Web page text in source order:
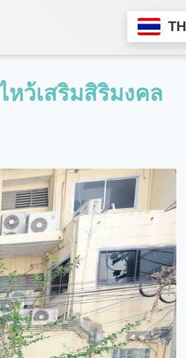
TH
ว้เสริมสิริมงคล